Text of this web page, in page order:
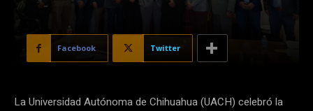
Facebook Twitter
La Universidad Autónoma de Chihuahua (UACH) celebró la